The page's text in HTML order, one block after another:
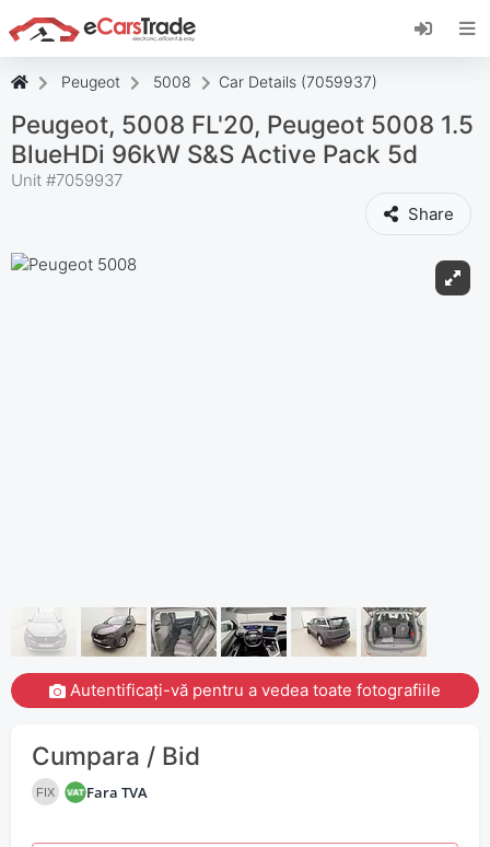
Instalați aplicația web eCarsTrade, adăugați-o
pe ecranul de pornire și primiți actualizări
Peugeot 5008 Car Details (7059937)
Peugeot, 5008 FL'20, Peugeot 5008 1.5
BlueHDi 96kW S&S Active Pack 5d
Unit #7059937
Share
Autentificați-vă pentru a vedea toate fotografiile
Cumpara / Bid
FIX Fara TVA